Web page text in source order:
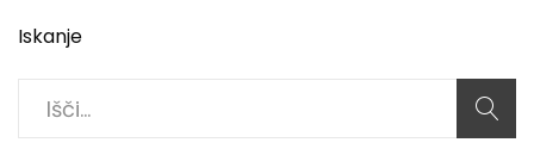
Iskanje
Search
for: